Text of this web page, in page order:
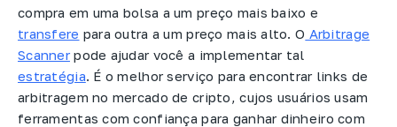
compra em uma bolsa a um preço mais baixo e
transfere para outra a um preço mais alto. O Arbitrage
Scannerpode ajudar você a implementar tal
estratégia. É o melhor serviço para encontrar links de
arbitragem no mercado de cripto, cujos usuários usam
ferramentas com confiança para ganhar dinheiro com